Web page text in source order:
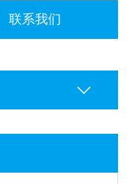
联系我们